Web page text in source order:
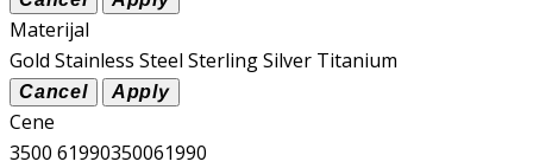
Materijal
Gold Stainless Steel Sterling Silver Titanium
Cene
3500 61990350061990